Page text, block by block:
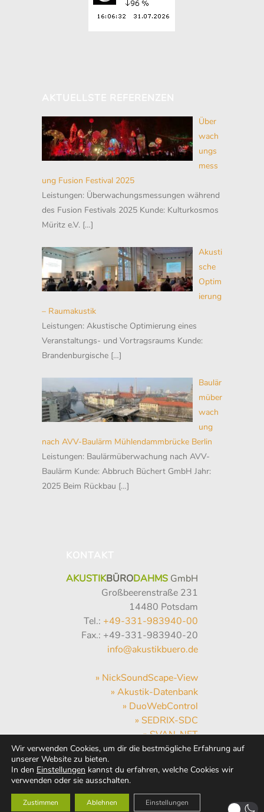
Über
wach
ungs
mess
ung Fusion Festival 2025
Leistungen: Überwachungsmessungen während
des Fusion Festivals 2025 Kunde: Kulturkosmos
Müritz e.V. […]
Akusti
sche
Optim
ierung
– Raumakustik
Leistungen: Akustische Optimierung eines
Veranstaltungs- und Vortragsraums Kunde:
Brandenburgische […]
Baulär
müber
wach
ung
nach AVV-Baulärm Mühlendammbrücke Berlin
Leistungen: Baulärmüberwachung nach AVV-
Baulärm Kunde: Abbruch Büchert GmbH Jahr:
2025 Beim Rückbau […]
AKUSTIKBÜRODAHMS GmbH
Großbeerenstraße 231
14480 Potsdam
Tel.: +49-331-983940-00
Fax.: +49-331-983940-20
info@akustikbuero.de
» NickSoundScape-View
» Akustik-Datenbank
» DuoWebControl
» SEDRIX-SDC
» SVAN-NET
» Hum-Hub
Wir verwenden Cookies, um dir die bestmögliche Erfahrung auf
unserer Website zu bieten.
In den Einstellungen kannst du erfahren, welche Cookies wir
verwenden oder sie ausschalten.
Zustimmen Ablehnen Einstellungen